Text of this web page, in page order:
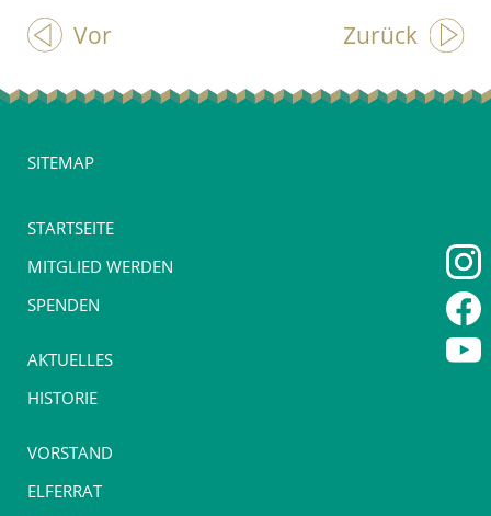
Vor Zurück
SITEMAP
STARTSEITE
MITGLIED WERDEN
SPENDEN
AKTUELLES
HISTORIE
VORSTAND
ELFERRAT